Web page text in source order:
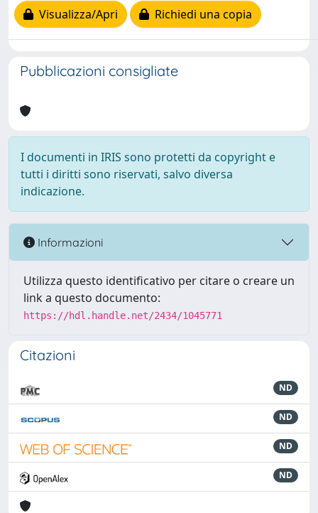
Visualizza/Apri
Richiedi una copia
Pubblicazioni consigliate
I documenti in IRIS sono protetti da copyright e
tutti i diritti sono riservati, salvo diversa
indicazione.
Informazioni
Utilizza questo identificativo per citare o creare un
link a questo documento:
https://hdl.handle.net/2434/1045771
Citazioni
ND
ND
ND
ND